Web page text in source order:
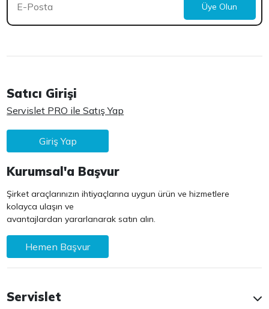
Üye Olun
Satıcı Girişi
Servislet PRO ile Satış Yap
Giriş Yap
Kurumsal'a Başvur
Şirket araçlarınızın ihtiyaçlarına uygun ürün ve hizmetlere
kolayca ulaşın ve
avantajlardan yararlanarak satın alın.
Hemen Başvur
Servislet